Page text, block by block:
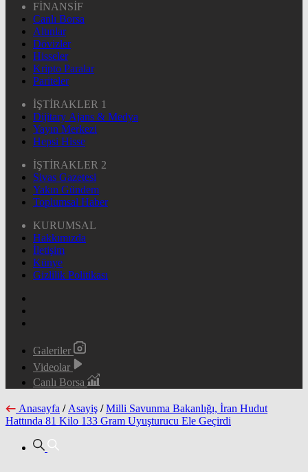
FİNANSİF
Canlı Borsa
Altınlar
Dövizler
Hisseler
Kripto Paralar
Pariteler
İŞTİRAKLER 1
Dijitary Ajans & Medya
Yayın Merkezi
Hepsi Hisse
İŞTİRAKLER 2
Sivas Gazetesi
Yakın Gündem
Toplumsal Haber
KURUMSAL
Hakkımızda
İletişim
Künye
Gizlilik Politikası
Galeriler
Videolar
Canlı Borsa
Anasayfa / Asayiş / Milli Savunma Bakanlığı, İran Hudut
Hattında 81 Kilo 133 Gram Uyuşturucu Ele Geçirdi